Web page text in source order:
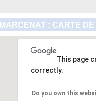
MARCENAT : CARTE
This page
correctly.
Do you own this